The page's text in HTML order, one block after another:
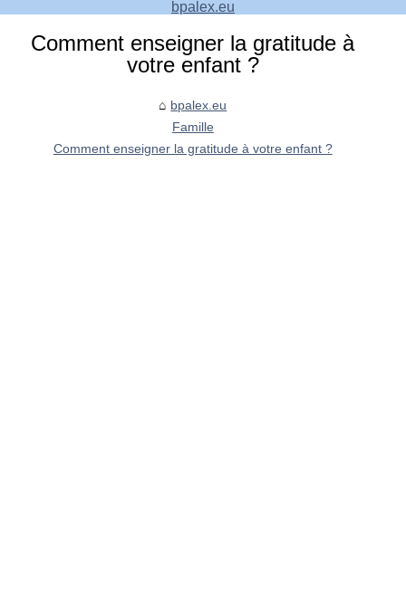
Comment enseigner la gratitude à
votre enfant ?
bpalex.eu
Famille
Comment enseigner la gratitude à votre enfant ?
bpalex.eu